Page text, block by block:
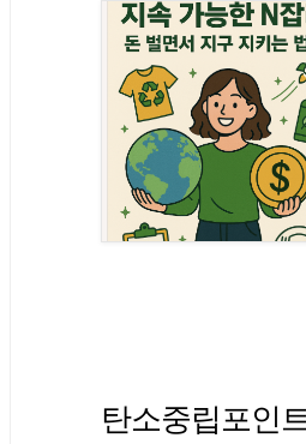
탄소중립포인